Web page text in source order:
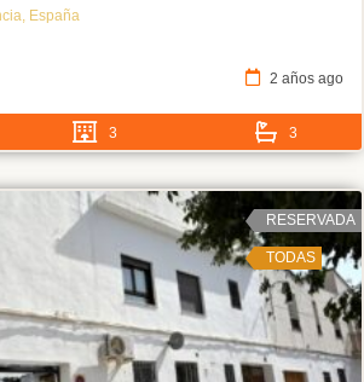
España
2 años ago
3 3
RESERVADA
TODAS